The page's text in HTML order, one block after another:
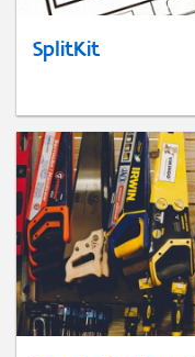
SplitKit